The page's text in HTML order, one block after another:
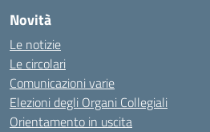
Novità
Le notizie
Le circolari
Comunicazioni varie
Elezioni degli Organi Collegiali
Orientamento in uscita